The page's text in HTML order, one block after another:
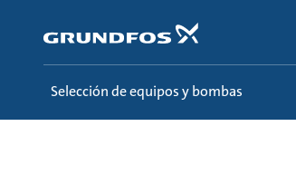
contenido
principal
Selección de equipos y bombas